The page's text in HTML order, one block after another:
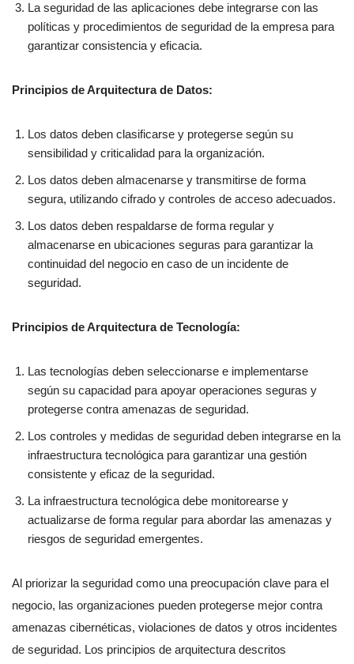
La seguridad de las aplicaciones debe integrarse con las
políticas y procedimientos de seguridad de la empresa para
garantizar consistencia y eficacia.
Principios de Arquitectura de Datos:
Los datos deben clasificarse y protegerse según su
sensibilidad y criticalidad para la organización.
Los datos deben almacenarse y transmitirse de forma
segura, utilizando cifrado y controles de acceso adecuados.
Los datos deben respaldarse de forma regular y
almacenarse en ubicaciones seguras para garantizar la
continuidad del negocio en caso de un incidente de
seguridad.
Principios de Arquitectura de Tecnología:
Las tecnologías deben seleccionarse e implementarse
según su capacidad para apoyar operaciones seguras y
protegerse contra amenazas de seguridad.
Los controles y medidas de seguridad deben integrarse en la
infraestructura tecnológica para garantizar una gestión
consistente y eficaz de la seguridad.
La infraestructura tecnológica debe monitorearse y
actualizarse de forma regular para abordar las amenazas y
riesgos de seguridad emergentes.
Al priorizar la seguridad como una preocupación clave para el
negocio, las organizaciones pueden protegerse mejor contra
amenazas cibernéticas, violaciones de datos y otros incidentes
de seguridad. Los principios de arquitectura descritos